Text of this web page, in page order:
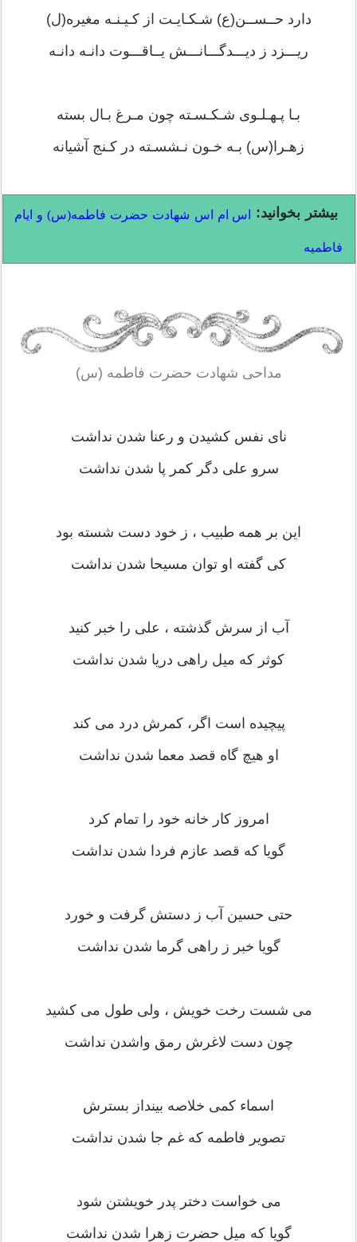
دارد حــســن(ع) شـکـایـت از کـیـنـه مغیره(ل)
ریـــزد ز دیـــدگـــانـــش یــاقـــوت دانـه دانـه
بـا پـهـلـوی شـکـسـته چون مـرغ بـال بسته
زهـرا(س) بـه خـون نـشسـته در کـنج آشیانه
بیشتر بخوانید: اس ام اس شهادت حضرت فاطمه(س) و ایام
فاطمیه
مداحی شهادت حضرت فاطمه (س)
نای نفس کشیدن و رعنا شدن نداشت
سرو علی دگر کمر پا شدن نداشت
این بر همه طبیب ، ز خود دست شسته بود
کی گفته او توان مسیحا شدن نداشت
آب از سرش گذشته ، علی را خبر کنید
کوثر که میل راهی دریا شدن نداشت
پیچیده است اگر، کمرش درد می کند
او هیچ گاه قصد معما شدن نداشت
امروز کار خانه خود را تمام کرد
گویا که قصد عازم فردا شدن نداشت
حتی حسین آب ز دستش گرفت و خورد
گویا خبر ز راهی گرما شدن نداشت
می شست رخت خویش ، ولی طول می کشید
چون دست لاغرش رمق واشدن نداشت
اسماء کمی خلاصه بینداز بسترش
تصویر فاطمه که غم جا شدن نداشت
می خواست دختر پدر خویشتن شود
گویا که میل حضرت زهرا شدن نداشت